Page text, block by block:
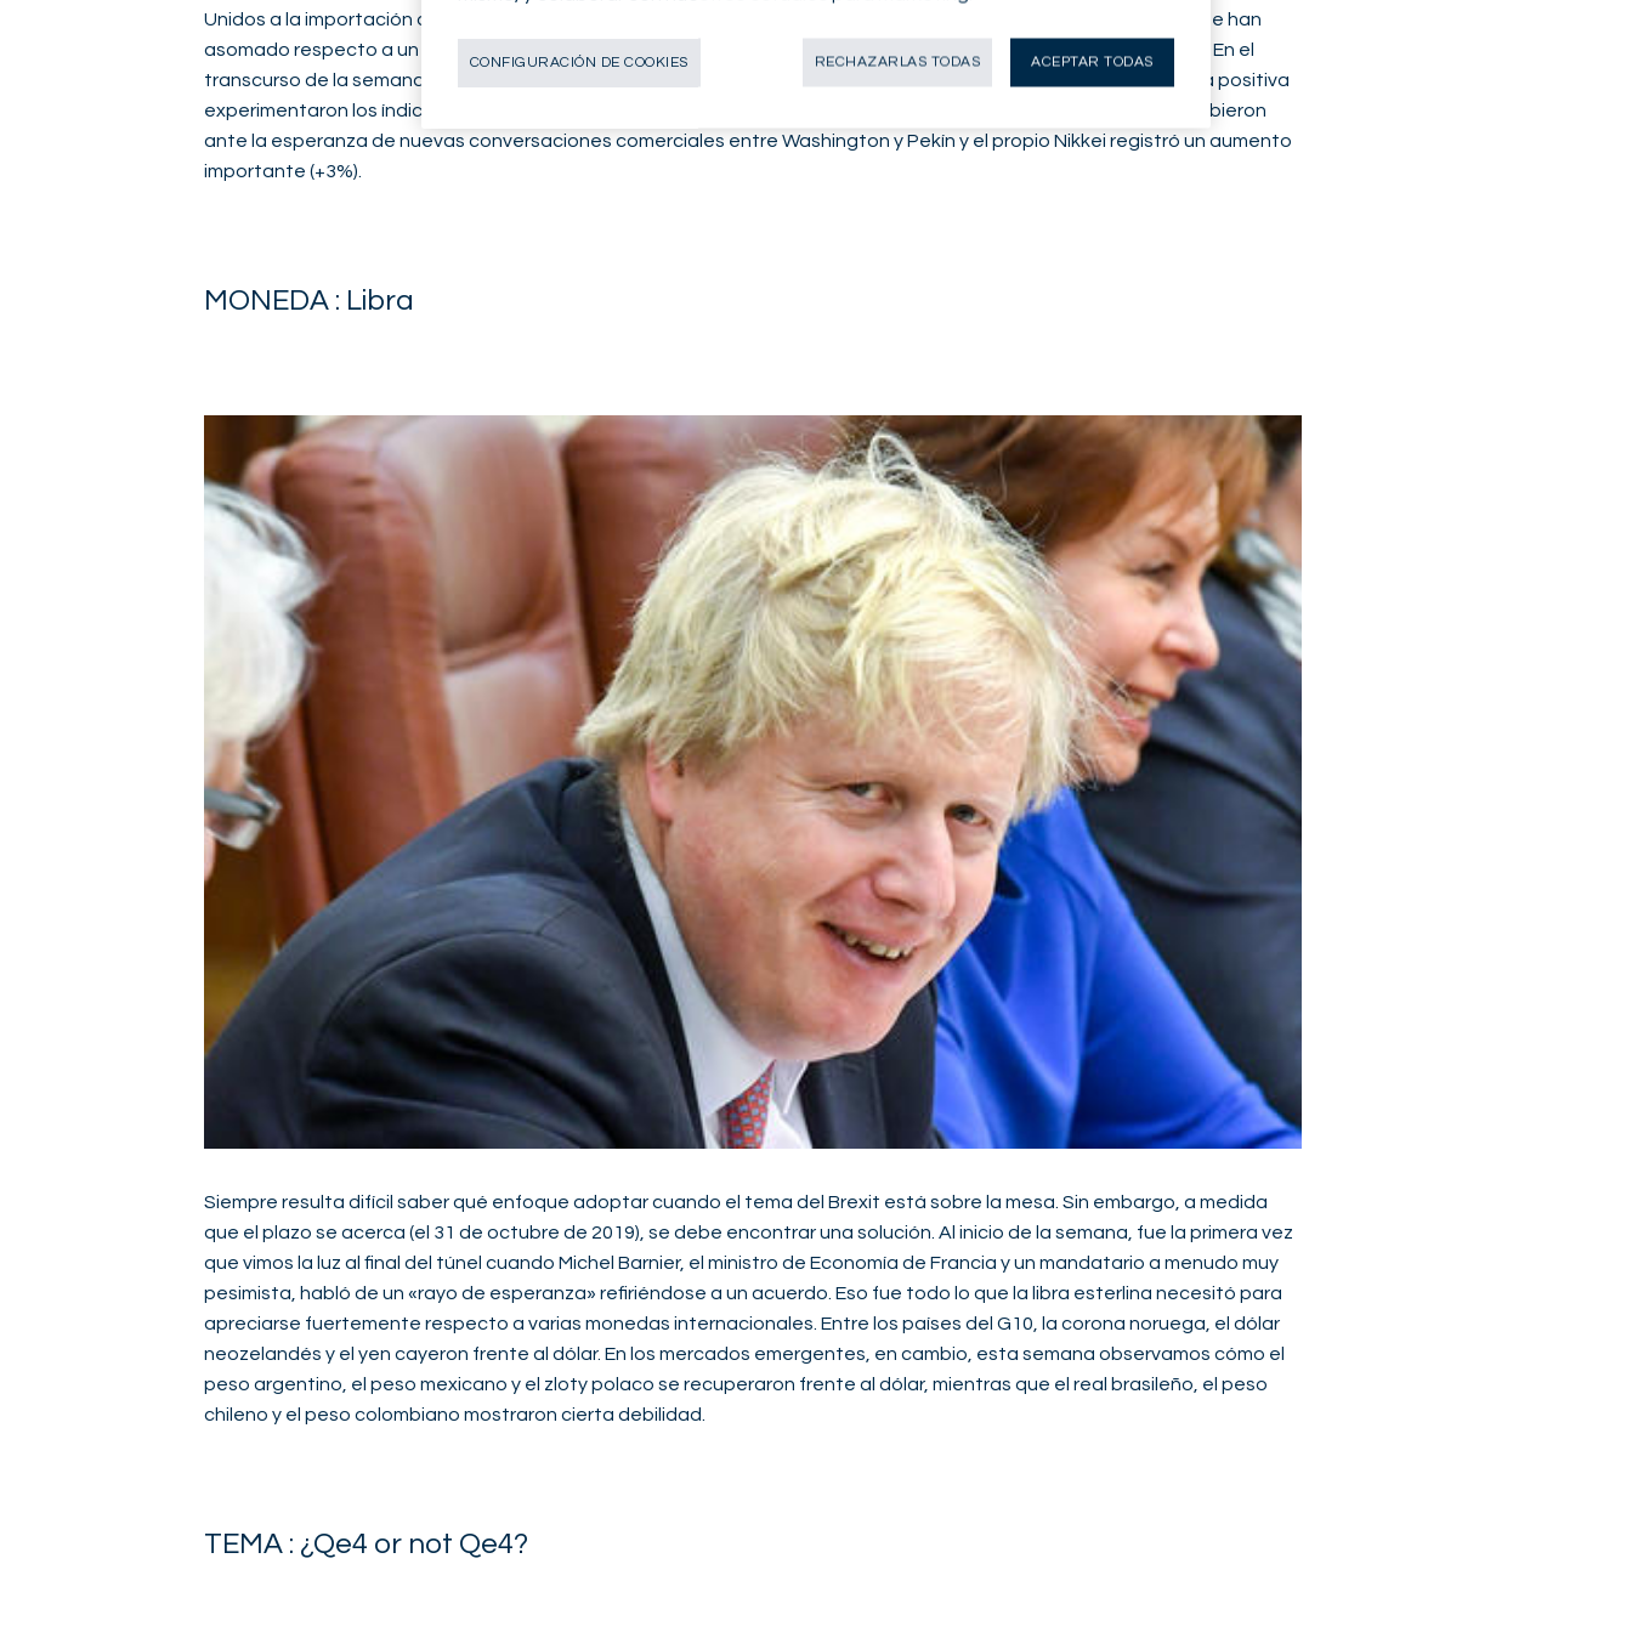
Unidos a la importación de bienes chinos por valor de 250 mil millones de dólares y algunos rayos de esperanza que han
asomado respecto a un Brexit suave. Sin embargo, en los próximos días nos espera un fuerte clima de volatilidad. En el
transcurso de la semana, los principales índices estadounidenses cerraron en torno al 0,5%. Esa misma tendencia positiva
experimentaron los índices europeos con un aumento promedio de casi 0,5%. En Asia, la mayoría de los índices subieron
ante la esperanza de nuevas conversaciones comerciales entre Washington y Pekín y el propio Nikkei registró un aumento
importante (+3%).
MONEDA : Libra
Siempre resulta difícil saber qué enfoque adoptar cuando el tema del Brexit está sobre la mesa. Sin embargo, a medida
que el plazo se acerca (el 31 de octubre de 2019), se debe encontrar una solución. Al inicio de la semana, fue la primera vez
que vimos la luz al final del túnel cuando Michel Barnier, el ministro de Economía de Francia y un mandatario a menudo muy
pesimista, habló de un «rayo de esperanza» refiriéndose a un acuerdo. Eso fue todo lo que la libra esterlina necesitó para
apreciarse fuertemente respecto a varias monedas internacionales. Entre los países del G10, la corona noruega, el dólar
neozelandés y el yen cayeron frente al dólar. En los mercados emergentes, en cambio, esta semana observamos cómo el
peso argentino, el peso mexicano y el zloty polaco se recuperaron frente al dólar, mientras que el real brasileño, el peso
chileno y el peso colombiano mostraron cierta debilidad.
TEMA : ¿Qe4 or not Qe4?
CONFIGURACIÓN DE COOKIES RECHAZARLAS TODAS ACEPTAR TODAS